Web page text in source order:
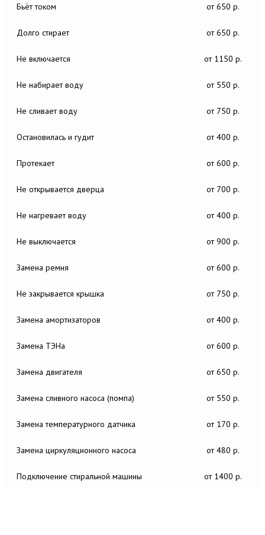
Бьёт током от 650 р.
Долго стирает от 650 р.
Не включается от 1150 р.
Не набирает воду от 550 р.
Не сливает воду от 750 р.
Остановилась и гудит от 400 р.
Протекает от 600 р.
Не открывается дверца от 700 р.
Не нагревает воду от 400 р.
Не выключается от 900 р.
Замена ремня от 600 р.
Не закрывается крышка от 750 р.
Замена амортизаторов от 400 р.
Замена ТЭНа от 600 р.
Замена двигателя от 650 р.
Замена сливного насоса (помпа) от 550 р.
Замена температурного датчика от 170 р.
Замена циркуляционного насоса от 480 р.
Подключение стиральной машины от 1400 р.